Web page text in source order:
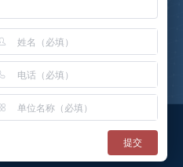
德仪器,蒸气吸附仪,高压吸附
提交